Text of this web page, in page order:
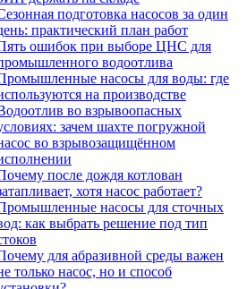
подготовка насосов за один
практический план работ
ошибок при выборе ЦНС для
водоотлива
насосы для воды: где
на производстве
во взрывоопасных
зачем шахте погружной
во взрывозащищённом
после дождя котлован
хотя насос работает?
насосы для сточных
как выбрать решение под тип
для абразивной среды важен
только насос, но и способ